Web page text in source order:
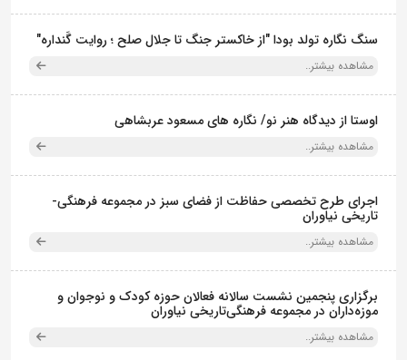
سنگ نگاره تولد بودا "از خاکستر جنگ تا جلال صلح ؛ روایت گَنداره"
مشاهده بیشتر..
اوستا از دیدگاه هنر نو/ نگاره های مسعود عربشاهی
مشاهده بیشتر..
اجرای طرح تخصصی حفاظت از فضای سبز در مجموعه فرهنگی-
تاریخی نیاوران
مشاهده بیشتر..
برگزاری پنجمین نشست سالانه فعالان حوزه کودک و نوجوان و
موزه‌داران در مجموعه فرهنگی‌تاریخی نیاوران
مشاهده بیشتر..